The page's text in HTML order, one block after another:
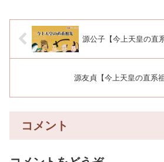
源公子【今上天皇の直
源友貞【今上天皇の直系祖
コメント